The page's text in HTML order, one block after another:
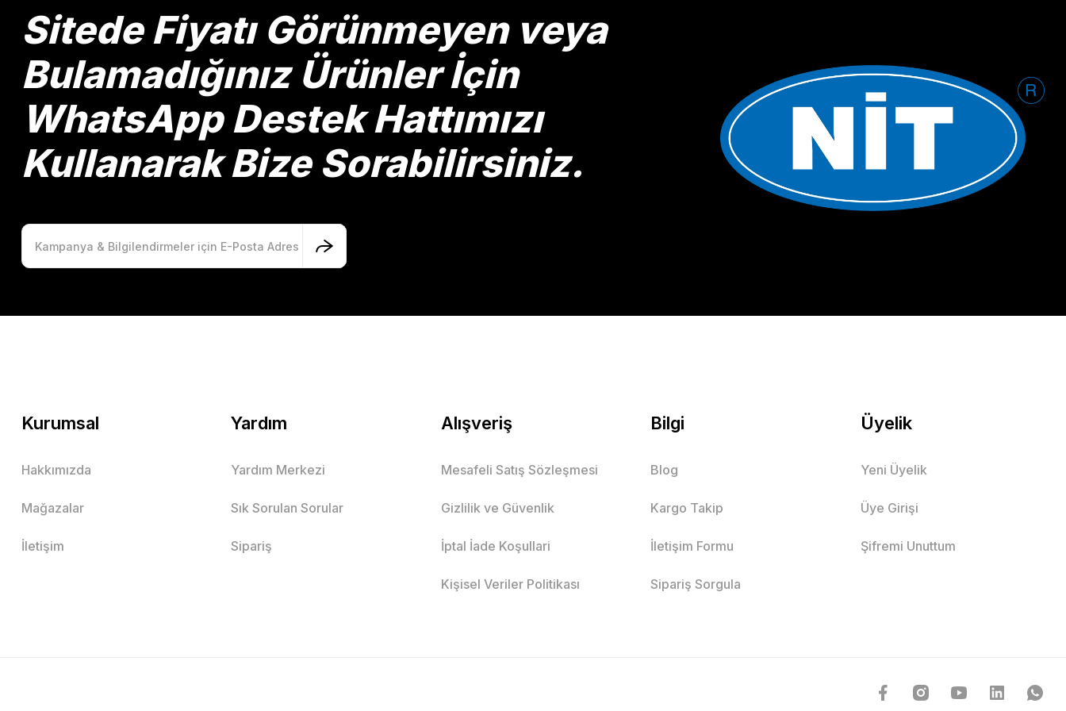
Ürün fiyatı diğer sitelerden daha pahalı.
Bu ürüne benzer farklı alternatifler olmalı.
Gönder
Sitede Fiyatı Görünmeyen veya
Bulamadığınız Ürünler İçin
WhatsApp Destek Hattımızı
Kullanarak Bize Sorabilirsiniz.
Kurumsal
Hakkımızda
Mağazalar
İletişim
Yardım
Yardım Merkezi
Sık Sorulan Sorular
Sipariş
Alışveriş
Mesafeli Satış Sözleşmesi
Gizlilik ve Güvenlik
İptal İade Koşullari
Kişisel Veriler Politikası
Bilgi
Blog
Kargo Takip
İletişim Formu
Sipariş Sorgula
Üyelik
Yeni Üyelik
Üye Girişi
Şifremi Unuttum